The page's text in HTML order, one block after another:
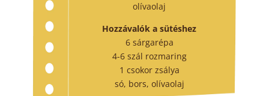
olívaolaj
Hozzávalók a sütéshez
6 sárgarépa
4-6 szál rozmaring
1 csokor zsálya
só, bors, olívaolaj